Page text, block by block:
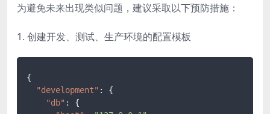
为避免未来出现类似问题，建议采取以下预防措施：
1. 创建开发、测试、生产环境的配置模板
{
"development" :
{
"db" :
{